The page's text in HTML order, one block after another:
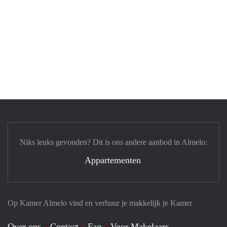
Op Kamer Almelo vind en verhuur je makkelijk je Kamer
Niks leuks gevonden? Dit is ons andere aanbod in Almelo:
Appartementen